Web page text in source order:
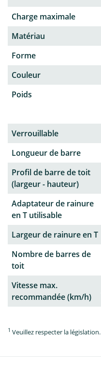
Charge maximale
Matériau
Forme
Couleur
Poids
Verrouillable
Longueur de barre
Profil de barre de toit
(largeur - hauteur)
Adaptateur de rainure
en T utilisable
Largeur de rainure en T
Nombre de barres de
toit
Vitesse max.
recommandée (km/h)
1 Veuillez respecter la législation.